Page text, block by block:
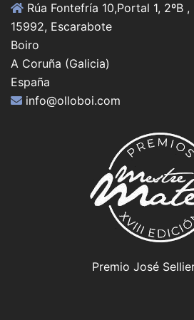
Rúa Fontefría 10,Portal 1, 2ºB ,
15992, Escarabote
Boiro
A Coruña (Galicia)
España
info@olloboi.com
Premio José